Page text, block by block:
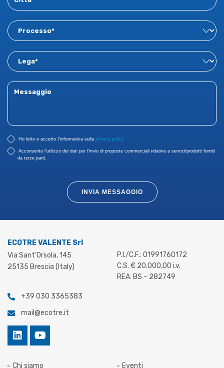
Ho letto e accetto I'informativa sulla privacy policy
Acconsento l’utilizzo dei dati per l’invio di proposte commerciali relative a servizi/prodotti forniti
da terze parti.
INVIA MESSAGGIO
ECOTRE VALENTE Srl
Via Sant’Orsola, 145
25135 Brescia (Italy)
+39 030 3365383
mail@ecotre.it
P.I./C.F.: 01991760172
C.S. € 20.000,00 i.v.
REA: BS – 282749
Chi siamo Eventi